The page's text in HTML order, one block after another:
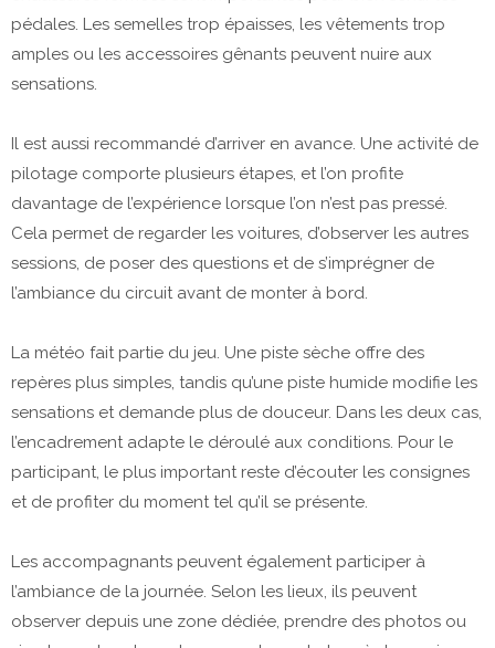
pédales. Les semelles trop épaisses, les vêtements trop
amples ou les accessoires gênants peuvent nuire aux
sensations.
Il est aussi recommandé d’arriver en avance. Une activité de
pilotage comporte plusieurs étapes, et l’on profite
davantage de l’expérience lorsque l’on n’est pas pressé.
Cela permet de regarder les voitures, d’observer les autres
sessions, de poser des questions et de s’imprégner de
l’ambiance du circuit avant de monter à bord.
La météo fait partie du jeu. Une piste sèche offre des
repères plus simples, tandis qu’une piste humide modifie les
sensations et demande plus de douceur. Dans les deux cas,
l’encadrement adapte le déroulé aux conditions. Pour le
participant, le plus important reste d’écouter les consignes
et de profiter du moment tel qu’il se présente.
Les accompagnants peuvent également participer à
l’ambiance de la journée. Selon les lieux, ils peuvent
observer depuis une zone dédiée, prendre des photos ou